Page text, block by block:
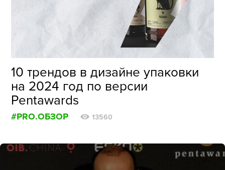
10 трендов в дизайне упаковки
на 2024 год по версии
Pentawards
#PRO.ОБЗОР 13560
ФОТОГРАФИЯ
ТИПОГРАФИКА
ИСТОРИИ БРЕНДОВ
О ПРОЕКТЕ
КОНТАКТЫ